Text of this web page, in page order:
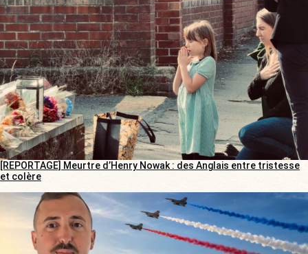
[REPORTAGE] Meurtre d’Henry Nowak : des Anglais entre tristesse
et colère